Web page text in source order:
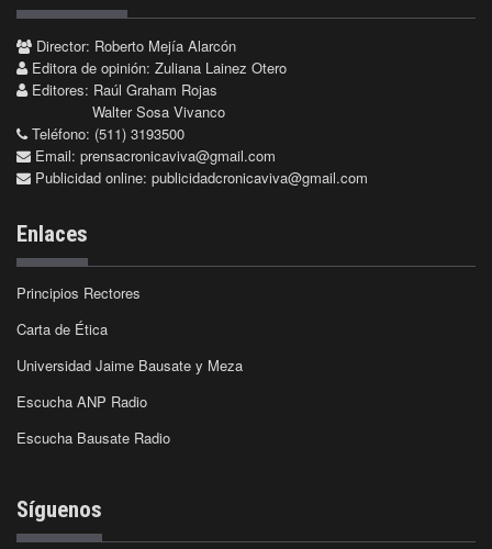
Director: Roberto Mejía Alarcón
Editora de opinión: Zuliana Lainez Otero
Editores: Raúl Graham Rojas
Walter Sosa Vivanco
Teléfono: (511) 3193500
Email: prensacronicaviva@gmail.com
Publicidad online: publicidadcronicaviva@gmail.com
Enlaces
Principios Rectores
Carta de Ética
Universidad Jaime Bausate y Meza
Escucha ANP Radio
Escucha Bausate Radio
Síguenos